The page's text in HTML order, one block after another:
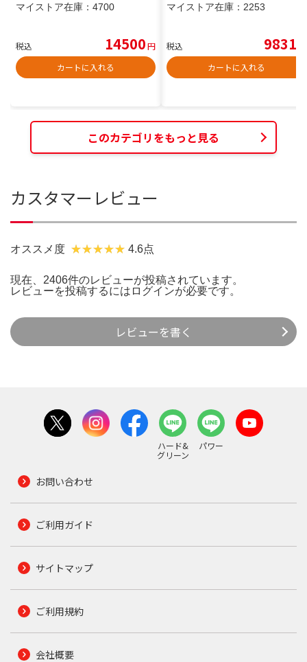
マイストア在庫： 4700
税込 14500円
カートに入れる
マイストア在庫： 2253
税込 9831
カートに入れる
このカテゴリをもっと見る
カスタマーレビュー
オススメ度 4.6点
現在、2406件のレビューが投稿されています。
レビューを投稿するには ログインが必要です。
レビューを書く
ハード&
グリーン
パワー
お問い合わせ
ご利用ガイド
サイトマップ
ご利用規約
会社概要